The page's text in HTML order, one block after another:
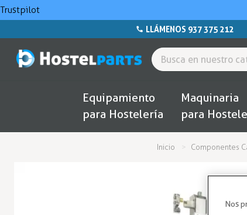
Trustpilot
LLÁMENOS 937 375 212
Equipamiento
para Hostelería
Maquinaria
para
Inicio Componentes
Nos